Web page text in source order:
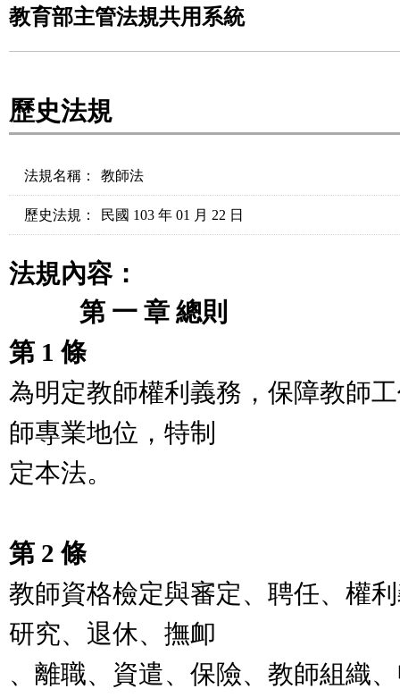
教育部主管法規共用系統
歷史法規
法規名稱： 教師法
歷史法規： 民國 103 年 01 月 22 日
法規內容：
第 一 章 總則
第 1 條
為明定教師權利義務，保障教師
師專業地位，特制
定本法。
第 2 條
教師資格檢定與審定、聘任、權
研究、退休、撫卹
、離職、資遣、保險、教師組織